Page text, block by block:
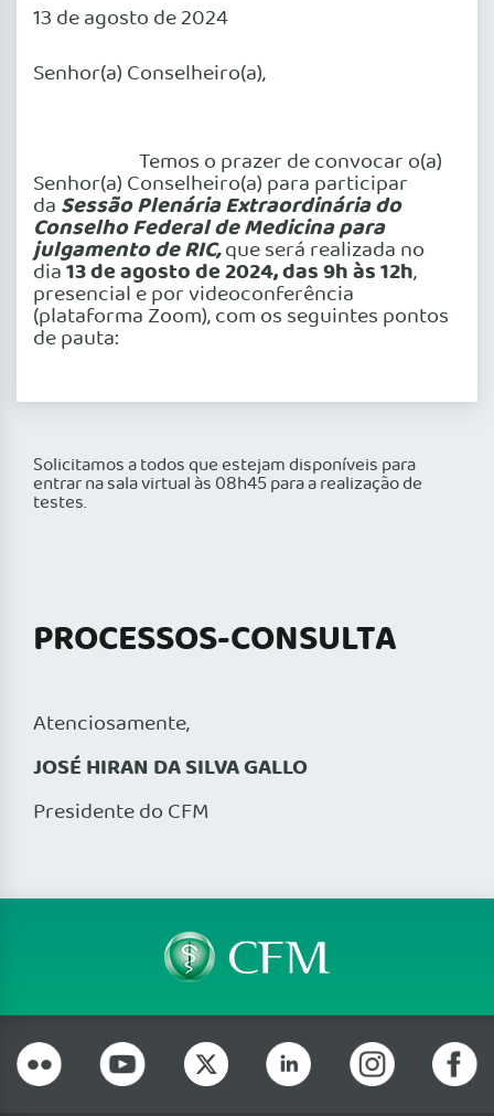
13 de agosto de 2024
Senhor(a) Conselheiro(a),
Temos o prazer de convocar o(a)
Senhor(a) Conselheiro(a) para participar
da Sessão Plenária Extraordinária do
Conselho Federal de Medicina para
julgamento de RIC,que será realizada no
dia13 de agosto de 2024, das 9h às 12h,
presencial e por videoconferência
(plataforma Zoom), com os seguintes pontos
de pauta:
Solicitamos a todos que estejam disponíveis para
entrar na sala virtual às 08h45 para a realização de
testes.
PROCESSOS-CONSULTA
Atenciosamente,
JOSÉ HIRAN DA SILVA GALLO
Presidente do CFM